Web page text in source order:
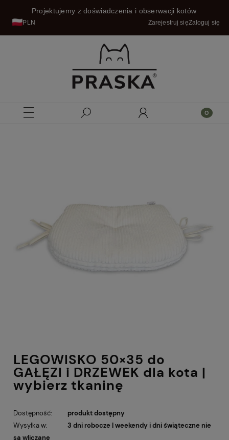
PLN
Projektujemy z doświadczenia i obserwacji kotów
Zarejestruj sięZaloguj się
LEGOWISKO 50×35 do
GAŁĘZI i DRZEWEK dla kota |
wybierz tkaninę
Dostępność:
produkt dostępny
Wysyłka w:
3 dni robocze | weekendy i dni świąteczne nie
są wliczane